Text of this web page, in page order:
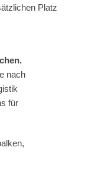
Platz
nach
für